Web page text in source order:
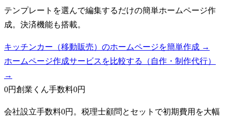
テンプレートを選んで編集するだけの簡単ホームページ作
成。決済機能も搭載。
キッチンカー（移動販売）のホームページを簡単作成 →
ホームページ作成サービスを比較する（自作・制作代行）
→
0円創業くん手数料0円
会社設立手数料0円。税理士顧問とセットで初期費用を大幅